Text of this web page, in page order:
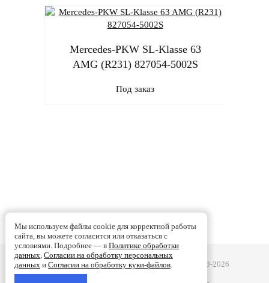
Mercedes-PKW SL-Klasse 63
AMG (R231) 827054-5002S
Под заказ
Турбобаланс - Ремонт турбин в Смоленске | 2008-2026
Мы используем файлы cookie для корректной работы
сайта, вы можете согласится или отказаться с
условиями. Подробнее — в Политике обработки
данных, Согласии на обработку персональных
данныхи Согласии на обработку куки-файлов.